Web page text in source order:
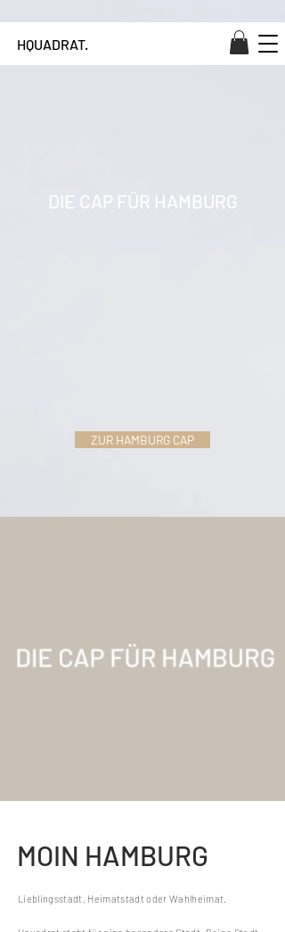
HQUADRAT.
DIE CAP FÜR HAMBURG
ZUR HAMBURG CAP
MOIN HAMBURG
Lieblingsstadt, Heimatstadt oder Wahlheimat.